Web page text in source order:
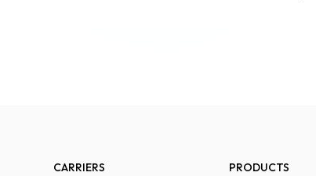
CARRIERS
PRODUCTS